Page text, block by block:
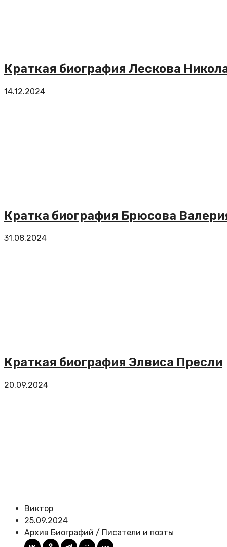
Краткая биография Лескова
14.12.2024
Кратка биография Брюсова
31.08.2024
Краткая биография Элвиса Пресли
20.09.2024
Виктор
25.09.2024
Архив Биографий / Писатели и поэты